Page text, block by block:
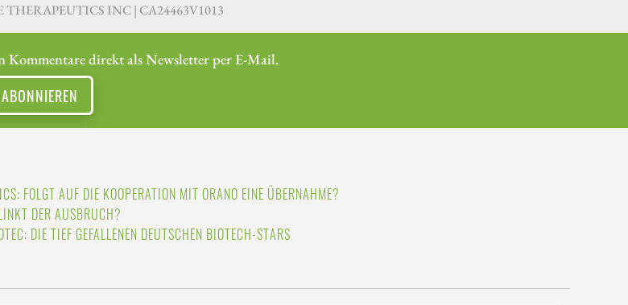
THERAPEUTICS INC | CA24463V1013
Kommentare direkt als Newsletter per E-Mail.
FOLGT AUF DIE KOOPERATION MIT ORANO EINE ÜBERNAHME?
DER AUSBRUCH?
DIE TIEF GEFALLENEN DEUTSCHEN BIOTECH-STARS